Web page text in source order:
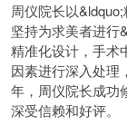
周仪院长以
坚持为求美者进行
精准化设计，手术
因素进行深入处理
年，周仪院长成功
深受信赖和好评。